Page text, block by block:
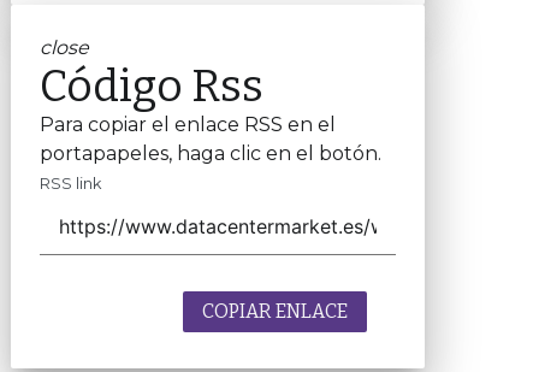
close
Código Rss
Para copiar el enlace RSS en el
portapapeles, haga clic en el botón.
RSS link
COPIAR ENLACE